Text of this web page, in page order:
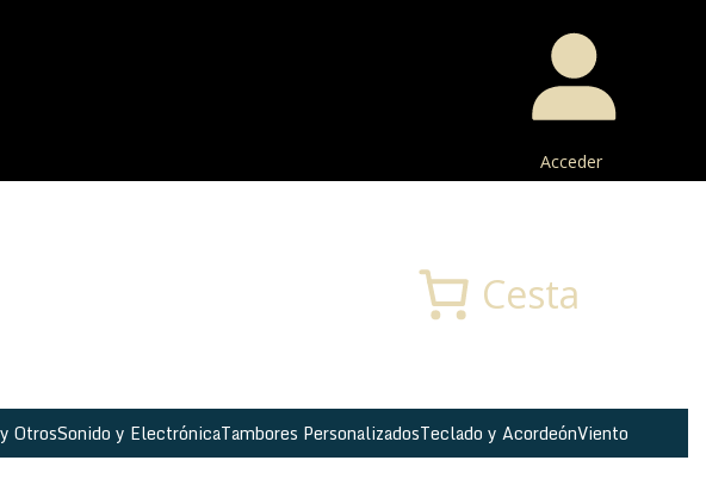
Acceder
Cesta
OtrosSonido y ElectrónicaTambores PersonalizadosTeclado y AcordeónViento